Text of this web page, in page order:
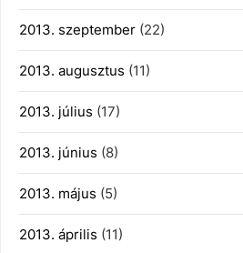
2013. szeptember (22)
2013. augusztus (11)
2013. július (17)
2013. június (8)
2013. május (5)
2013. április (11)